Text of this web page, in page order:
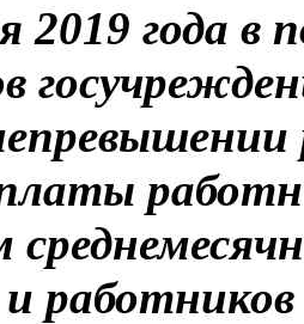
2019 года в
работников